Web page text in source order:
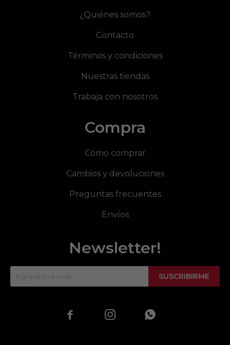
¿Quiénes somos?
Contacto
Términos y condiciones
Nuestras tiendas
Trabaja con nosotros
Compra
Cómo comprar
Cambios y devoluciones
Preguntas frecuentes
Envíos
Newsletter!
SUSCRIBIRME
  